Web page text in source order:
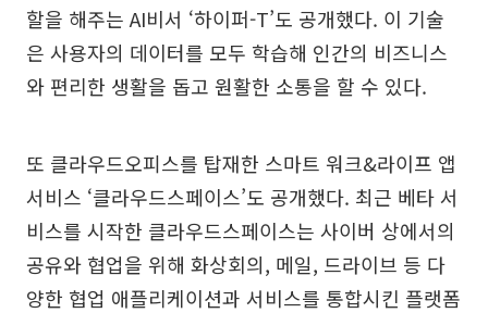
할을 해주는 AI비서 ‘하이퍼-T’도 공개했다. 이 기술
은 사용자의 데이터를 모두 학습해 인간의 비즈니스
와 편리한 생활을 돕고 원활한 소통을 할 수 있다.
또 클라우드오피스를 탑재한 스마트 워크&라이프 앱
서비스 ‘클라우드스페이스’도 공개했다. 최근 베타 서
비스를 시작한 클라우드스페이스는 사이버 상에서의
공유와 협업을 위해 화상회의, 메일, 드라이브 등 다
양한 협업 애플리케이션과 서비스를 통합시킨 플랫폼